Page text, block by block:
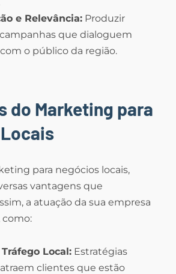
e Relevância: Produzir
que dialoguem
o público da região.
do Marketing para
para negócios locais,
vantagens que
a atuação da sua empresa
Local: Estratégias
clientes que estão